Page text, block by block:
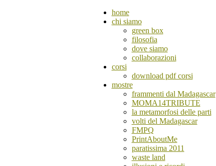
home
chi siamo
green box
filosofia
dove siamo
collaborazioni
corsi
download pdf corsi
mostre
frammenti dal Madagascar
MOMA14TRIBUTE
la metamorfosi delle parti
volti del Madagascar
FMPQ
PrintAboutMe
paratissima 2011
waste land